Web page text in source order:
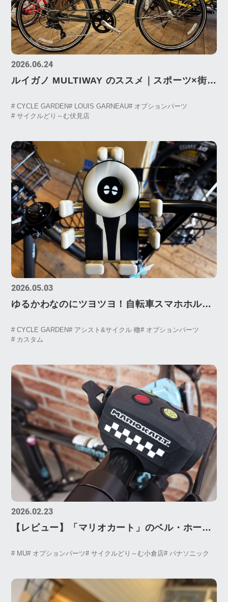
2026.06.24
ルイガノ MULTIWAY のススメ｜スポーツ×街乗
ルガーデン】
# CYCLE GARDEN# LOUIS GARNEAU# オプションパーツ
# サイクルどり～む伏見店
2026.05.03
ゆるかわなのにツヨツヨ！自転車スマホホルダ
# CYCLE GARDEN# アシスト&サイクル 轍# オプションパーツ
# カスタム
2026.02.23
【レビュー】「マリオカート」のベル・ホーン
# MU# オプションパーツ# サイクルどり～む小倉店# パナソニック